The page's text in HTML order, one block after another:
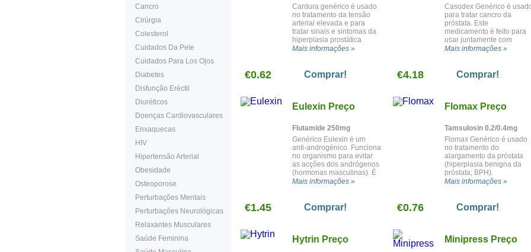
Cancro
Cirúrgia
Colesterol
Cuidados Da Pele
Cuidados Para Los Ojos
Diabetes
Disfunção Eréctil
Diuréticos
Doenças Cardiovasculares
Enxaquecas
HIV
Hipertensão Arterial
Obesidade
Osteoporose
Perturbações Mentais
Perturbações Neurológicas
Relaxantes Musculares
Saúde Feminina
Cardura genérico é usado
no tratamento da tensão
arterial elevada e para
tratar sinais e sintomas da
hiperplasia prostática
benigna (BPH).
Mais informações »
€0.62 Comprar!
Eulexin Preço
Flutamide 250mg
Genérico Eulexin é um
anti-androgénico. Funciona
no organismo para evitar
as acções dos andrógenos
(hormonas masculinas). É
usado no tratamento de
Mais informações »
€1.45 Comprar!
Hytrin Preço
Casodex Genérico é
para tratar cancro da
próstata. Este
medicamento é feito para
usar juntamente com
outros medicamentos.
Mais informações »
€4.18 Comprar!
Flomax Preço
Tamsulosin 0.2/0.4mg
Flomax Genérico é usado
no tratamento do
alargamento da próstata
(hiperplasia benigna da
próstata; BPH).
Mais informações »
€0.76 Comprar!
Minipress Preço